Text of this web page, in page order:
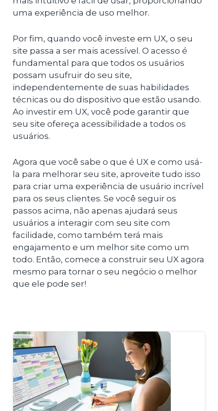
uma experiência de uso melhor.
Por fim, quando você investe em UX, o seu
site passa a ser mais acessível. O acesso é
fundamental para que todos os usuários
possam usufruir do seu site,
independentemente de suas habilidades
técnicas ou do dispositivo que estão usando.
Ao investir em UX, você pode garantir que
seu site ofereça acessibilidade a todos os
usuários.
Agora que você sabe o que é UX e como usá-
la para melhorar seu site, aproveite tudo isso
para criar uma experiência de usuário incrível
para os seus clientes. Se você seguir os
passos acima, não apenas ajudará seus
usuários a interagir com seu site com
facilidade, como também terá mais
engajamento e um melhor site como um
todo. Então, comece a construir seu UX agora
mesmo para tornar o seu negócio o melhor
que ele pode ser!